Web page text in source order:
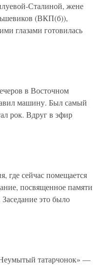
Сталиной, жене
(ВКП(б)),
глазами готовилась
в Восточном
машину. Был самый
рок. Вдруг в эфир
где сейчас помещается
посвященное памяти
это было
татарчонок» —